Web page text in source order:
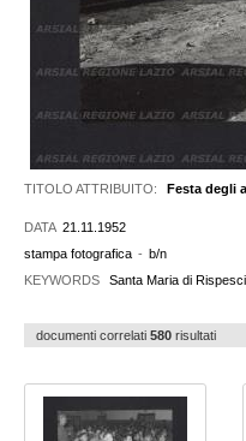
TITOLO ATTRIBUITO: Festa degli
DATA 21.11.1952
stampa fotografica - b/n
KEYWORDS
Santa Maria di
documenti correlati 580 risultati